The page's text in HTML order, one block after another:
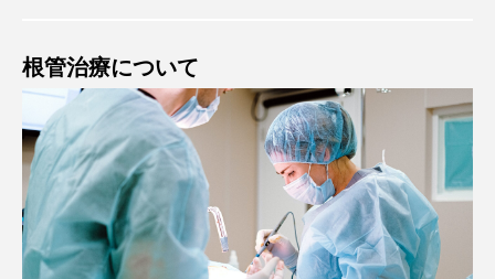
根管治療について